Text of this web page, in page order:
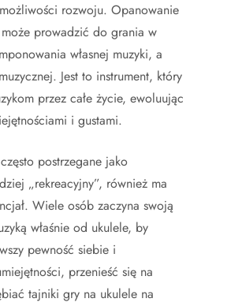
rozwoju. Opanowanie
prowadzić do grania w
własnej muzyki, a
Jest to instrument, który
przez całe życie, ewoluując
i gustami.
postrzegane jako
„rekreacyjny”, również ma
Wiele osób zaczyna swoją
właśnie od ukulele, by
pewność siebie i
przenieść się na
tajniki gry na ukulele na